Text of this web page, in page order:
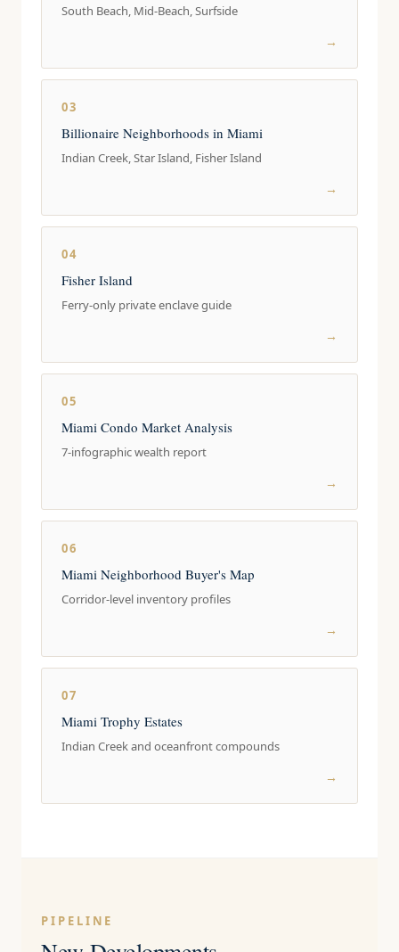
South Beach, Mid-Beach, Surfside
→
03
Billionaire Neighborhoods in Miami
Indian Creek, Star Island, Fisher Island
→
04
Fisher Island
Ferry-only private enclave guide
→
05
Miami Condo Market Analysis
7-infographic wealth report
→
06
Miami Neighborhood Buyer's Map
Corridor-level inventory profiles
→
07
Miami Trophy Estates
Indian Creek and oceanfront compounds
→
PIPELINE